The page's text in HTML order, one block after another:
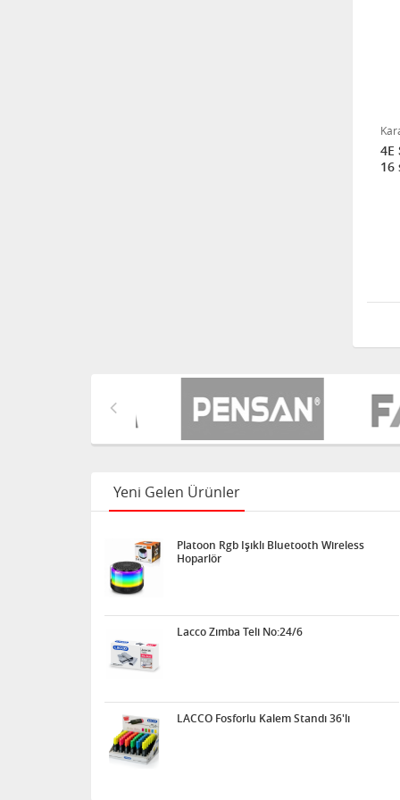
4E
16
Yeni Gelen Ürünler
Platoon Rgb Işıklı Bluetooth Wireless
Hoparlör
Lacco Zımba Teli No:24/6
LACCO Fosforlu Kalem Standı 36'lı